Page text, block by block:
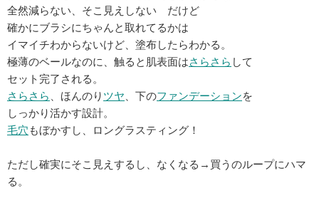
全然減らない、そこ見えしない だけど
確かにブラシにちゃんと取れてるかは
イマイチわからないけど、塗布したらわかる。
極薄のベールなのに、触ると肌表面はさらさら して
セット完了される。
さらさら
、ほんのり ツヤ 、下のファンデーションを
しっかり活かす設計。
毛穴 もぼかすし、ロングラスティング！
ただし確実にそこ見えするし、なくなる→買うのループにハマ
る。